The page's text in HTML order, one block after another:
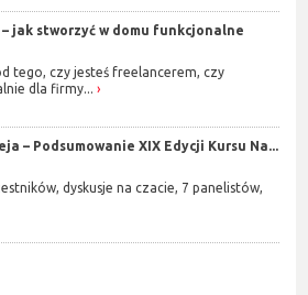
– jak stworzyć w domu funkcjonalne
tego, czy jesteś freelancerem, czy
dla firmy...
– Podsumowanie XIX Edycji Kursu Na...
dyskusje na czacie, 7 panelistów,